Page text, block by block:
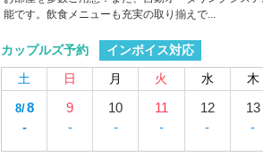
能です。飲食メニューも充実の取り揃えで...
カップルズ予約
インボイス対応
土
日 月 火 水 木
8/8
-
9
-
10
-
11
-
12
-
13
-